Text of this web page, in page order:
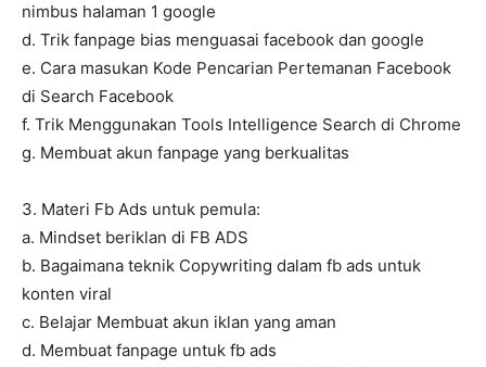
nimbus halaman 1 google
d. Trik fanpage bias menguasai facebook dan google
e. Cara masukan Kode Pencarian Pertemanan Facebook
di Search Facebook
f. Trik Menggunakan Tools Intelligence Search di Chrome
g. Membuat akun fanpage yang berkualitas
3. Materi Fb Ads untuk pemula:
a. Mindset beriklan di FB ADS
b. Bagaimana teknik Copywriting dalam fb ads untuk
konten viral
c. Belajar Membuat akun iklan yang aman
d. Membuat fanpage untuk fb ads